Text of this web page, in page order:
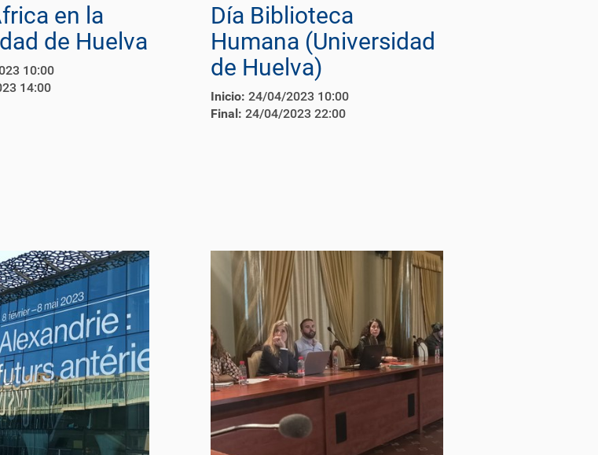
en la
de Huelva
10:00
14:00
Día Biblioteca
Humana (Universidad
de Huelva)
Inicio: 24/04/2023 10:00
Final: 24/04/2023 22:00